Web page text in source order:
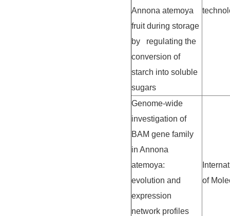
Annona atemoya
fruit during storage
by regulating the
conversion of
starch into soluble
sugars
Genome-wide
investigation of
BAM gene family
in Annona
atemoya:
evolution and
expression
network profiles
of